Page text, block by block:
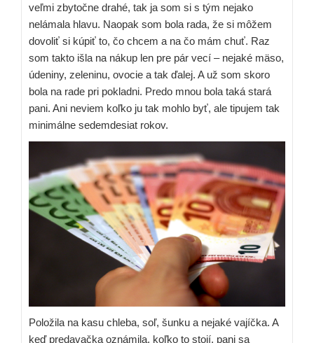
veľmi zbytočne drahé, tak ja som si s tým nejako
nelámala hlavu. Naopak som bola rada, že si môžem
dovoliť si kúpiť to, čo chcem a na čo mám chuť. Raz
som takto išla na nákup len pre pár vecí – nejaké mäso,
údeniny, zeleninu, ovocie a tak ďalej. A už som skoro
bola na rade pri pokladni. Predo mnou bola taká stará
pani. Ani neviem koľko ju tak mohlo byť, ale tipujem tak
minimálne sedemdesiat rokov.
Položila na kasu chleba, soľ, šunku a nejaké vajíčka. A
keď predavačka oznámila, koľko to stojí, pani sa